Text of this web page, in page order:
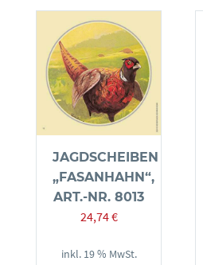
JAGDSCHEIBEN
„FASANHAHN“,
ART.-NR. 8013
24,74€
inkl. 19 % MwSt.